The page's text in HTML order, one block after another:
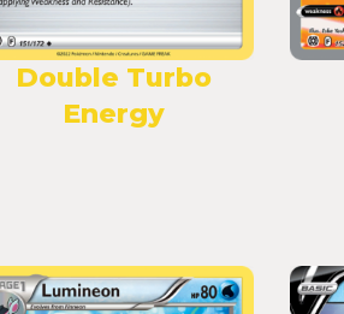
Double Turbo
Energy